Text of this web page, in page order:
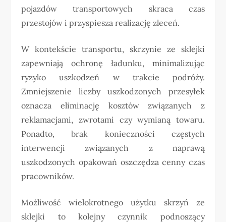
pojazdów transportowych skraca czas
przestojów i przyspiesza realizację zleceń.
W kontekście transportu, skrzynie ze sklejki
zapewniają ochronę ładunku, minimalizując
ryzyko uszkodzeń w trakcie podróży.
Zmniejszenie liczby uszkodzonych przesyłek
oznacza eliminację kosztów związanych z
reklamacjami, zwrotami czy wymianą towaru.
Ponadto, brak konieczności częstych
interwencji związanych z naprawą
uszkodzonych opakowań oszczędza cenny czas
pracowników.
Możliwość wielokrotnego użytku skrzyń ze
sklejki to kolejny czynnik podnoszący